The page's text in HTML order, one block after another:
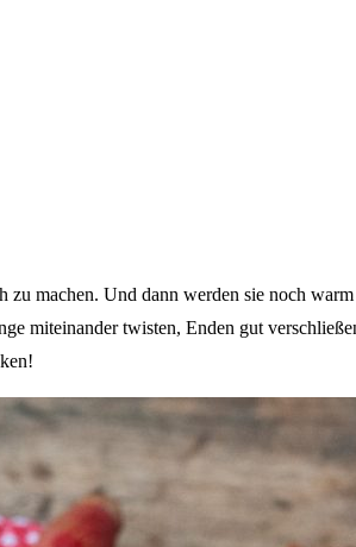
zu machen. Und dann werden sie noch
miteinander twisten, Enden gut